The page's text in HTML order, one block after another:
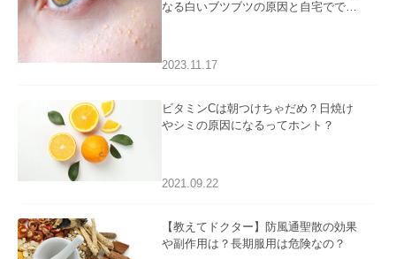
なる白いブツブツの原因と自宅ででき
2023.11.17
ビタミンCは朝つけちゃだめ？日焼け
やシミの原因になるってホント？
2021.09.22
【教えてドクター】防風通聖散の効果
や副作用は？長期服用は危険なの？